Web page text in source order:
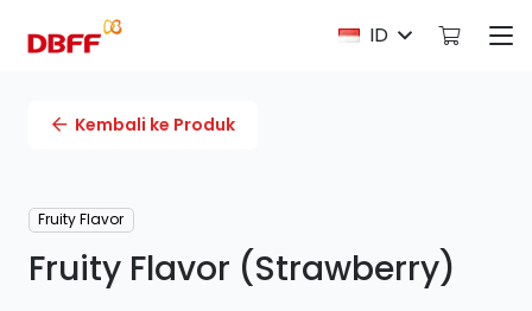
ID
Kembali ke Produk
Fruity Flavor
Fruity Flavor (Strawberry)